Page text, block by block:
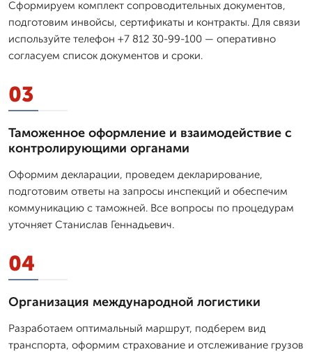
Сформируем комплект сопроводительных документов,
подготовим инвойсы, сертификаты и контракты. Для связи
используйте телефон +7 812 30-99-100 — оперативно
согласуем список документов и сроки.
03
Таможенное оформление и взаимодействие с
контролирующими органами
Оформим декларации, проведем декларирование,
подготовим ответы на запросы инспекций и обеспечим
коммуникацию с таможней. Все вопросы по процедурам
уточняет Станислав Геннадьевич.
04
Организация международной логистики
Разработаем оптимальный маршрут, подберем вид
транспорта, оформим страхование и отслеживание грузов